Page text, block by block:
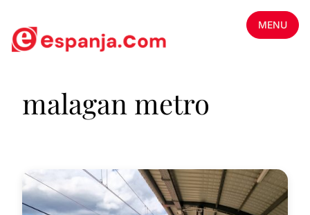
MENU
malagan metro